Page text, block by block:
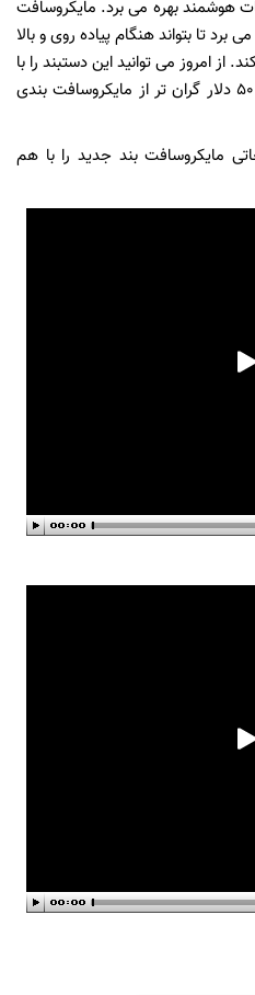
هوشمند بهره می برد. مایکروسافت
تا بتواند هنگام پیاده روی و بالا
از امروز می توانید این دستبند را با
قیمت ۲۴۹ دلار پیش خرید کنید، ۵۰ دلار گران تر از مایکروسافت بندی
مایکروسافت بند جدید را با هم